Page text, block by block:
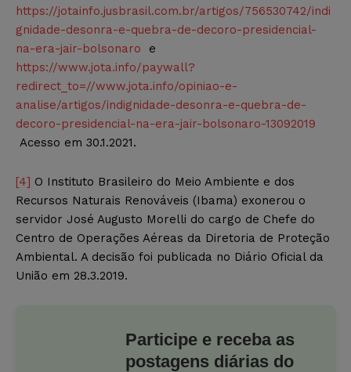
https://jotainfo.jusbrasil.com.br/artigos/756530742/indi
gnidade-desonra-e-quebra-de-decoro-presidencial-
na-era-jair-bolsonaro e
https://www.jota.info/paywall?
redirect_to=//www.jota.info/opiniao-e-
analise/artigos/indignidade-desonra-e-quebra-de-
decoro-presidencial-na-era-jair-bolsonaro-13092019
Acesso em 30.1.2021.
[4] O Instituto Brasileiro do Meio Ambiente e dos
Recursos Naturais Renováveis (Ibama) exonerou o
servidor José Augusto Morelli do cargo de Chefe do
Centro de Operações Aéreas da Diretoria de Proteção
Ambiental. A decisão foi publicada no Diário Oficial da
União em 28.3.2019.
Participe e receba as
postagens diárias do